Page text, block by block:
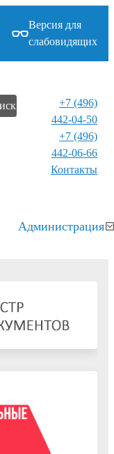
Версия для
слабовидящих
+7 (496)
442-04-50
+7 (496)
442-06-66
Контакты⁠
Администрация